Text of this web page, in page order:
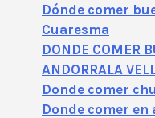
Dónde comer
Cuaresma
DONDE COMER
ANDORRALA
Donde comer
Donde comer